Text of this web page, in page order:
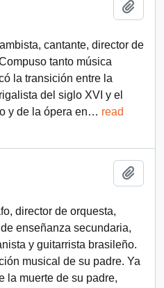
cantante, director de
tanto música
la transición entre la
del siglo XVI y el
y de la ópera en… read
director de orquesta,
enseñanza secundaria,
y guitarrista brasileño.
musical de su padre. Ya
la muerte de su padre,